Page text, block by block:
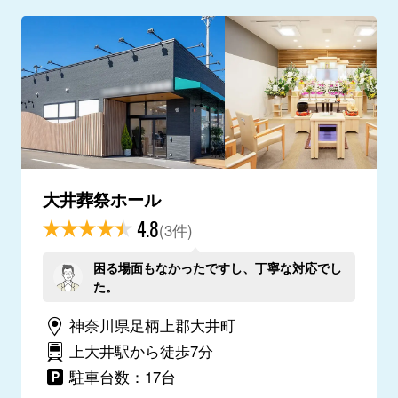
大井葬祭ホール
4.8(3件)
困る場面もなかったですし、丁寧な対応でし
た。
神奈川県足柄上郡大井町
上大井駅から徒歩7分
駐車台数：17台